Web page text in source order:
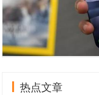
热点文章